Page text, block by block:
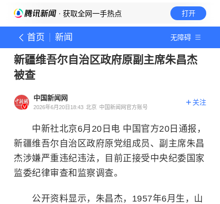
· 获取全网一手热点 打开
首页 新闻 无障碍
新疆维吾尔自治区政府原副主席朱昌杰
被查
中国新闻网
2026年6月20日18:43 北京 中国新闻网官方账号
关注
中新社北京6月20日电 中国官方20日通报，
新疆维吾尔自治区政府原党组成员、副主席朱昌
杰涉嫌严重违纪违法，目前正接受中央纪委国家
监委纪律审查和监察调查。
公开资料显示，朱昌杰，1957年6月生，山